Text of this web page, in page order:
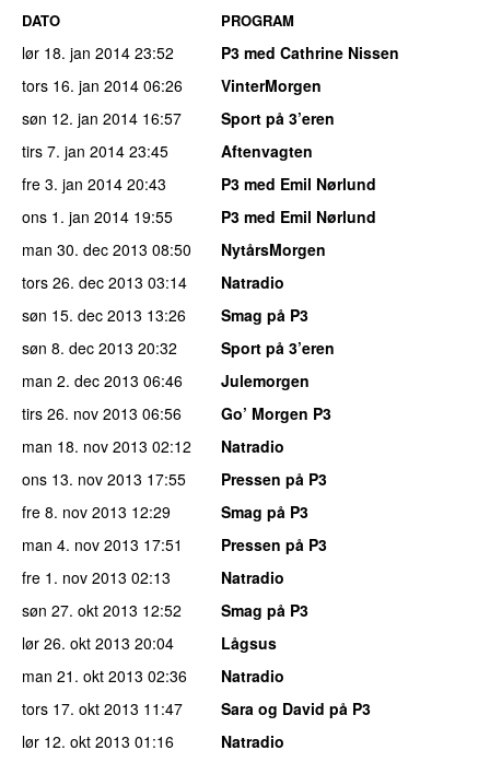
DATO PROGRAM
lør 18. jan 2014 23:52
P3 med Cathrine Nissen
tors 16. jan 2014 06:26
VinterMorgen
søn 12. jan 2014 16:57
Sport på 3’eren
tirs 7. jan 2014 23:45
Aftenvagten
fre 3. jan 2014 20:43
P3 med Emil Nørlund
ons 1. jan 2014 19:55
P3 med Emil Nørlund
man 30. dec 2013 08:50
NytårsMorgen
tors 26. dec 2013 03:14
Natradio
søn 15. dec 2013 13:26
Smag på P3
søn 8. dec 2013 20:32
Sport på 3’eren
man 2. dec 2013 06:46
Julemorgen
tirs 26. nov 2013 06:56
Go’ Morgen P3
man 18. nov 2013 02:12
Natradio
ons 13. nov 2013 17:55
Pressen på P3
fre 8. nov 2013 12:29
Smag på P3
man 4. nov 2013 17:51
Pressen på P3
fre 1. nov 2013 02:13
Natradio
søn 27. okt 2013 12:52
Smag på P3
lør 26. okt 2013 20:04
Lågsus
man 21. okt 2013 02:36
Natradio
tors 17. okt 2013 11:47
Sara og David på P3
lør 12. okt 2013 01:16
Natradio